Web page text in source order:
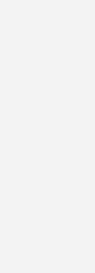
plus grand soin
étant
le fait qu’il vaut
donc, ma